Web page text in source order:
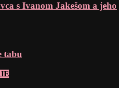
s Ivanom Jakešom a jeho
tabu